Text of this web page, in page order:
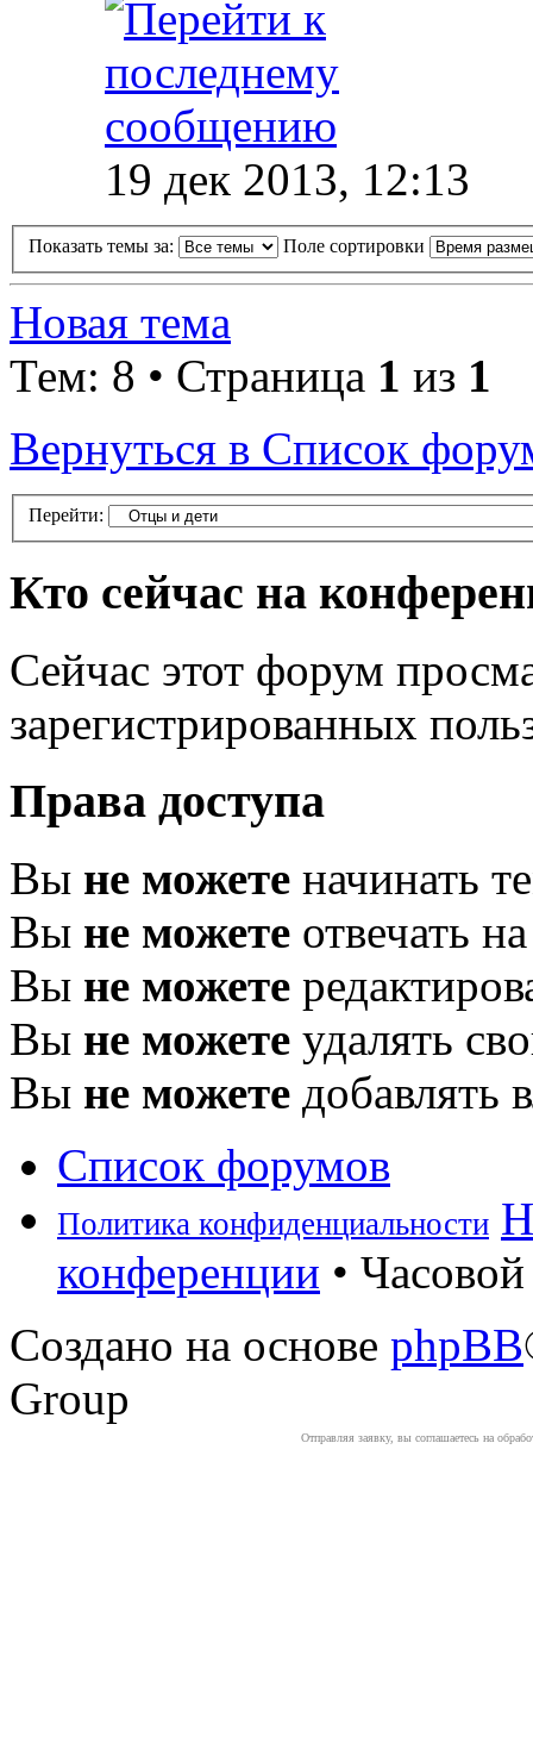
19 дек 2013, 12:13
Показать темы за: Поле сортировки
Новая тема
Тем: 8 • Страница 1 из 1
Вернуться в Список
Перейти:
Кто сейчас на
Сейчас этот форум
зарегистрированных
Права доступа
Вы не можете начинать
Вы не можете отвечать
Вы не можете
Вы не можете удалять
Вы не можете добавлять
Список форумов
Политика конфиденциальности
конференции •
Создано на основе phpBB
Group
Отправляя заявку, вы соглашаетесь на